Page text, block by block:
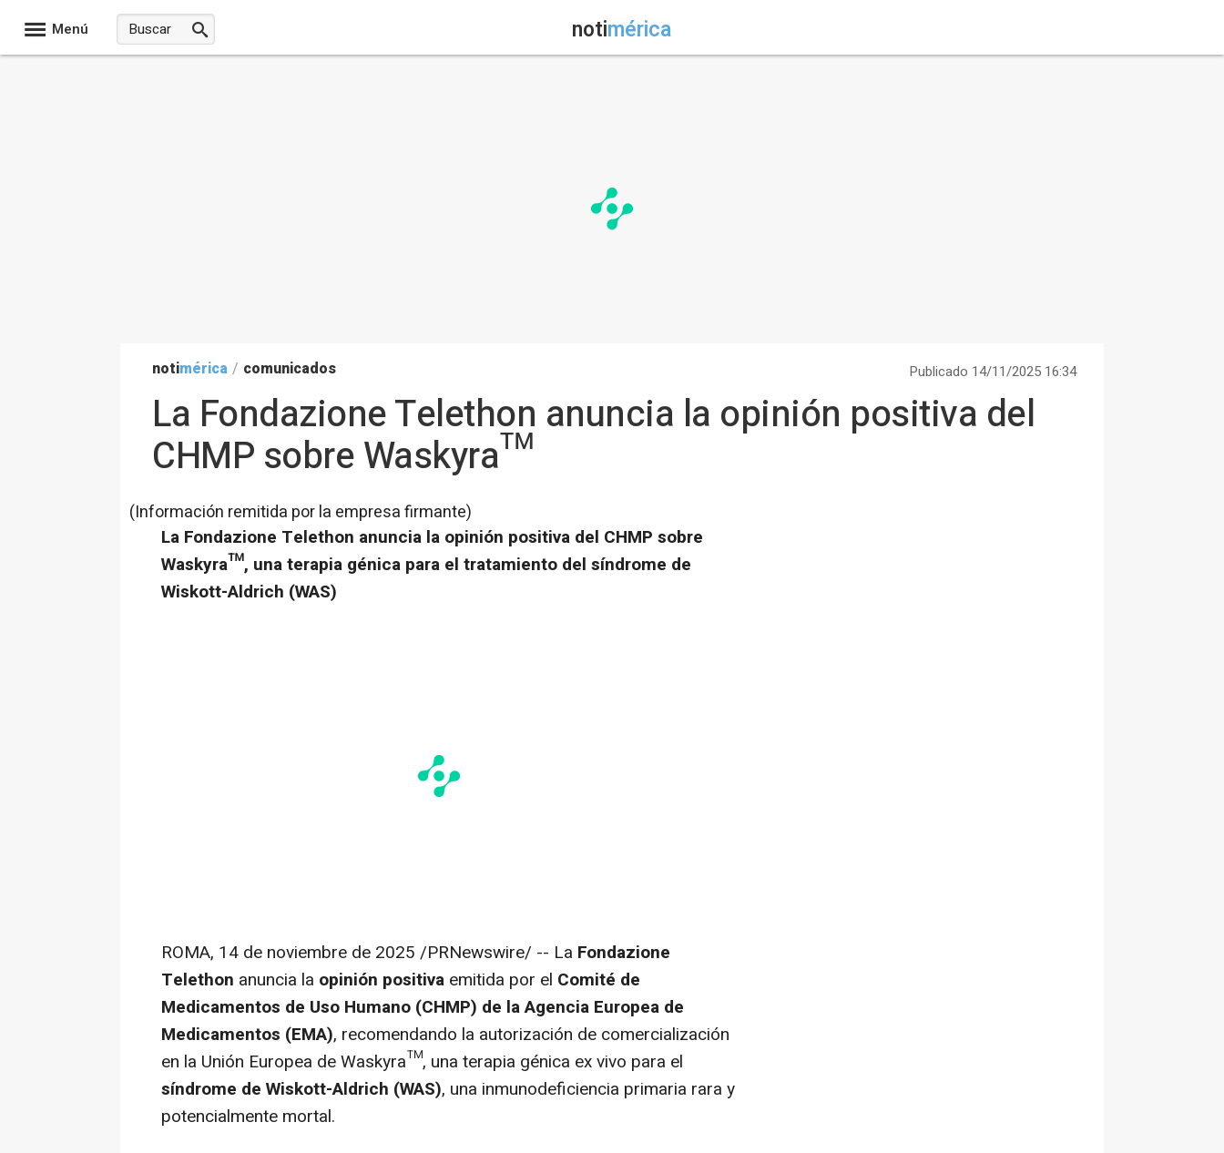
Menú notimérica
notimérica / comunicados Publicado 14/11/2025 16:34
La Fondazione Telethon anuncia la opinión positiva del
CHMP sobre Waskyra™
(Información remitida por la empresa firmante)
La Fondazione Telethon anuncia la opinión positiva del CHMP sobre
Waskyra™, una terapia génica para el tratamiento del síndrome de
Wiskott-Aldrich (WAS)
ROMA, 14 de noviembre de 2025 /PRNewswire/ -- La Fondazione
Telethon anuncia la opinión positiva emitida por el Comité de
Medicamentos de Uso Humano (CHMP) de la Agencia Europea de
Medicamentos (EMA), recomendando la autorización de comercialización
en la Unión Europea de Waskyra™, una terapia génica ex vivo para el
síndrome de Wiskott-Aldrich (WAS), una inmunodeficiencia primaria rara y
potencialmente mortal.